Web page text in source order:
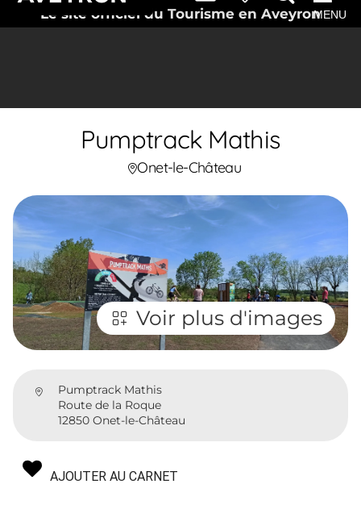
Le site officiel du Tourisme en AveyronMENU
Pumptrack Mathis
Onet-le-Château
Voir plus d'images
Pumptrack Mathis
Route de la Roque
12850 Onet-le-Château
AJOUTER AU CARNET